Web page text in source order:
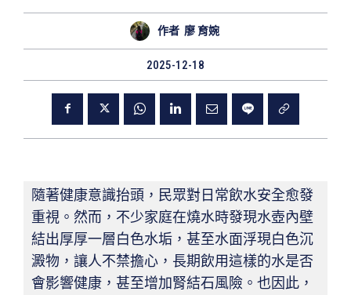
作者 廖 育婉
2025-12-18
隨著健康意識抬頭，民眾對日常飲水安全愈發
重視。然而，不少家庭在燒水時發現水壺內壁
結出厚厚一層白色水垢，甚至水面浮現白色沉
澱物，讓人不禁擔心，長期飲用這樣的水是否
會影響健康，甚至增加腎結石風險。也因此，